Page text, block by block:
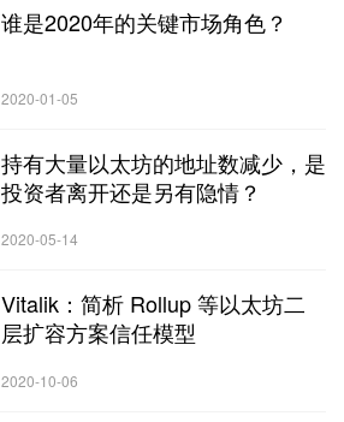
谁是2020年的关键市场角色？
2020-01-05
持有大量以太坊的地址数减少，是
投资者离开还是另有隐情？
2020-05-14
Vitalik：简析 Rollup 等以太坊二
层扩容方案信任模型
2020-10-06